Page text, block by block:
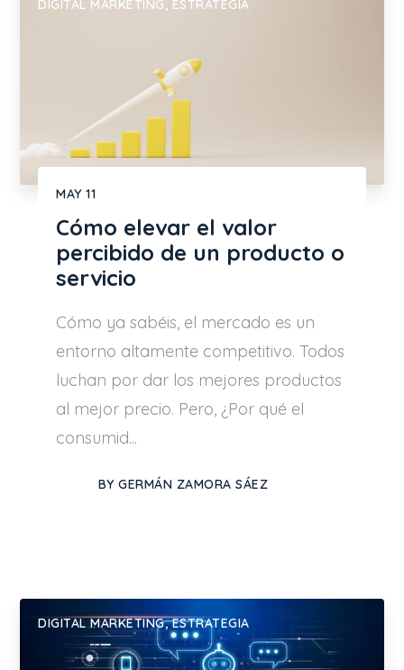
DIGITAL MARKETING, ESTRATEGIA
MAY 11
Cómo elevar el valor
percibido de un producto o
servicio
Cómo ya sabéis, el mercado es un
entorno altamente competitivo. Todos
luchan por dar los mejores productos
al mejor precio. Pero, ¿Por qué el
consumid...
BY GERMÁN ZAMORA SÁEZ
DIGITAL MARKETING,ESTRATEGIA